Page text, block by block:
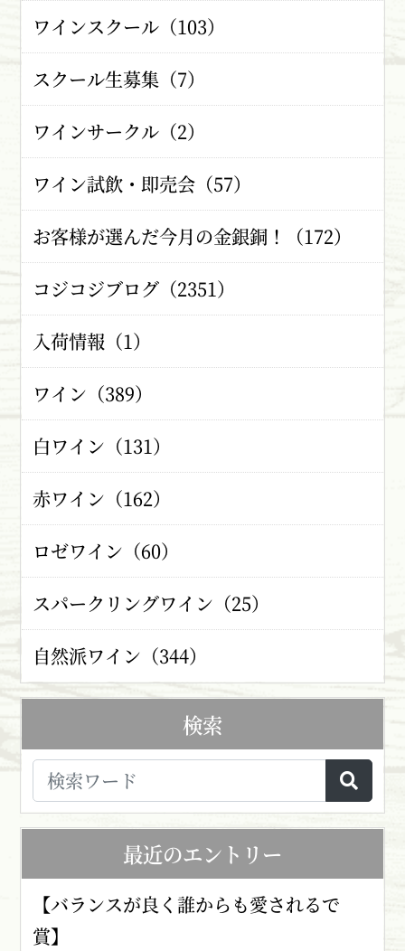
ワインスクール（103）
スクール生募集（7）
ワインサークル（2）
ワイン試飲・即売会（57）
お客様が選んだ今月の金銀銅！（172）
コジコジブログ（2351）
入荷情報（1）
ワイン（389）
白ワイン（131）
赤ワイン（162）
ロゼワイン（60）
スパークリングワイン（25）
自然派ワイン（344）
検索
最近のエントリー
【バランスが良く誰からも愛されるで
賞】